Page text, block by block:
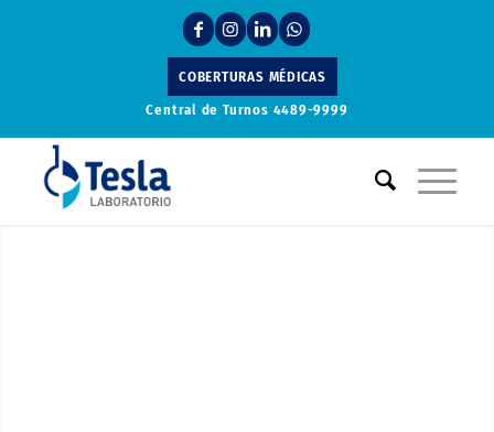
COBERTURAS MÉDICAS
Central de Turnos 4489-9999